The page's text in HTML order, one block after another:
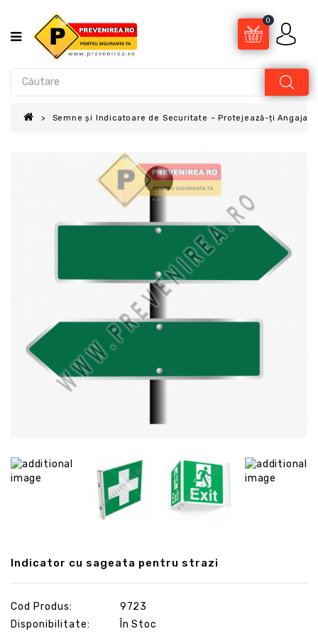
0
Semne și Indicatoare de Securitate – Protejează-ți
Indicator cu sageata pentru strazi
Cod Produs:
9723
Disponibilitate:
În Stoc